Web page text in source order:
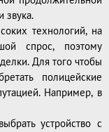
звука.
технологий, на
спрос, поэтому
Для того чтобы
полицейские
Например, в
устройство с